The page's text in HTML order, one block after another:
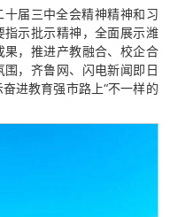
届三中全会精神精神和习
示批示精神，全面展示潍
，推进产教融合、校企合
，齐鲁网、闪电新闻即日
进教育强市路上“不一样的